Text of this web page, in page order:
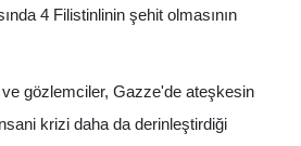
4 Filistinlinin şehit olmasının
ve gözlemciler, Gazze'de ateşkesin
krizi daha da derinleştirdiği